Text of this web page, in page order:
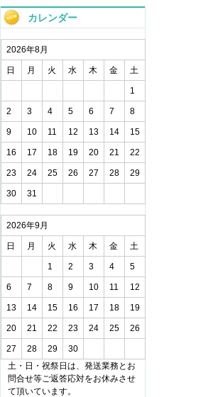
カレンダー
2026年8月
日 月 火 水 木 金 土
1
2 3 4 5 6 7 8
9 10 11 12 13 14 15
16 17 18 19 20 21 22
23 24 25 26 27 28 29
30 31
2026年9月
日 月 火 水 木 金 土
1 2 3 4 5
6 7 8 9 10 11 12
13 14 15 16 17 18 19
20 21 22 23 24 25 26
27 28 29
30
土・日・祝祭日は、発送業務とお
問合せ等ご返答応対をお休みさせ
て頂いています。